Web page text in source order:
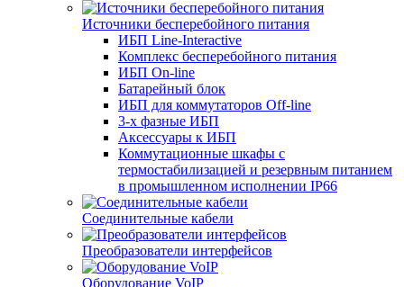
Источники бесперебойного питания
ИБП Line-Interactive
Комплекс бесперебойного питания
ИБП On-line
Батарейный блок
ИБП для коммутаторов Off-line
3-х фазные ИБП
Аксессуары к ИБП
Коммутационные шкафы с
термостабилизацией и резервным питанием
в промышленном исполнении IP66
Соединительные кабели
Преобразователи интерфейсов
Оборудование VoIP